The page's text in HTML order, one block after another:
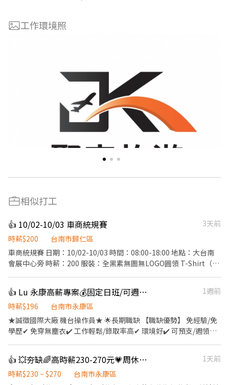
工作環境照
相似打工
👍 10/02-10/03 車商統規賽
3天前
時薪$200
台南市歸仁區
車商統規賽 日期：10/02-10/03 時間：08:00-18:00 地點：大台南
會展中心旁 時薪：200 服裝：全黑素無圖無LOGO圓領 T-Shirt（非
舞台、市集、機動等等 會曬太陽，請自備防曬 隔月10日發薪 ⚠️ 提
醒：進群組才表示正式錄取，請勿自行前往活動現場。 ⚠️ 應徵請
『主動』傳『規定的服裝＋鞋子』照片供我司確認，否則順位將移
至最後審閱回覆。
👍 Lu 永康高薪專案💰固定日班/可週領💰機台操作員/無經驗✅
1週前
時薪$196
台南市永康區
★誠徵國際大廠 機台操作員★ 🌟長期職缺 【職缺優勢】 免經驗/免
學歷✔ 免穿無塵衣✔️ 工作輕鬆/錄取率高✔ 環境好✔️ 可預支/週領✔️
ㄝˋ38K～55K ⏰【工作時間與休息時間】 固定早班 ➡️08:00～
17:10 （每2小時休息10分鐘） 🌟午休時間12:10-13:00 💗公司好康
👍 💥夯缺🌈高時薪230-270元💗周休二日見紅休💰餐費津貼✔️三節獎金✔️免費交通車
1天前
時薪$230 ~ $270
台南市永康區